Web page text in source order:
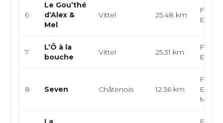
6
Le Gou’thé
d’Alex &
Mel
Vittel 25.48 km
7
L’Ô à la
bouche
Vittel 25.31 km
8 Seven Châtenois 12.36 km